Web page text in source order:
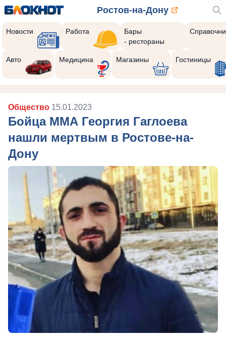
Ростов-на-Дону
Новости Работа
Бары
- рестораны
Авто Медицина Магазины Гостиницы
Общество 15.01.2023
Бойца ММА Георгия Гаглоева
нашли мертвым в Ростове-на-
Дону